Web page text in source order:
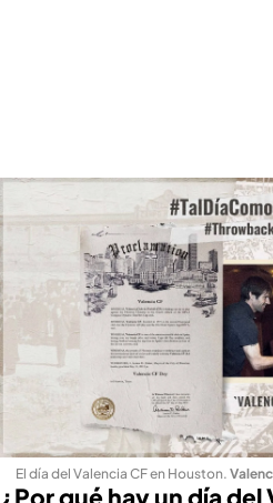
El día del Valencia CF en Houston.
¿Por qué hay un día del